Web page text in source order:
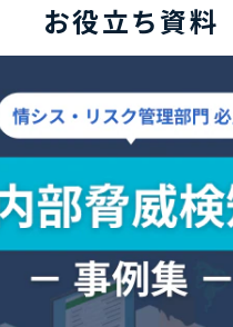
お役立ち資料